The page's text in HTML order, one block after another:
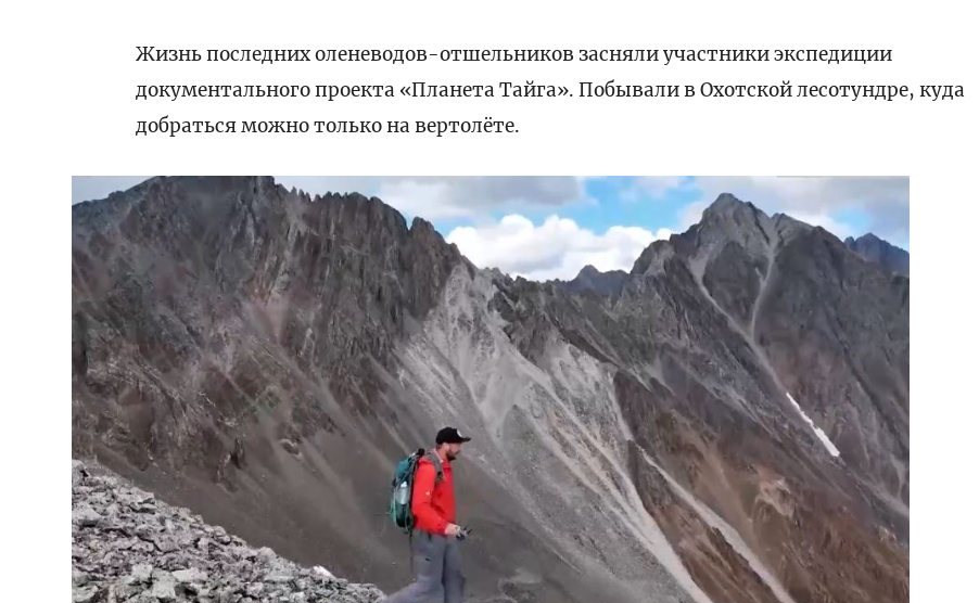
Жизнь последних оленеводов-отшельников засняли участники экспедиции
документального проекта «Планета Тайга». Побывали в Охотской лесотундре, куда
добраться можно только на вертолёте.